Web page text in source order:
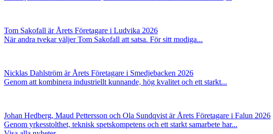
Tom Sakofall är Årets Företagare i Ludvika 2026
När andra tvekar väljer Tom Sakofall att satsa. För sitt modiga...
Nicklas Dahlström är Årets Företagare i Smedjebacken 2026
Genom att kombinera industriellt kunnande, hög kvalitet och ett starkt...
Johan Hedberg, Maud Pettersson och Ola Sundqvist är Årets Företagare i Falun 2026
Genom yrkesstolthet, teknisk spetskompetens och ett starkt samarbete har...